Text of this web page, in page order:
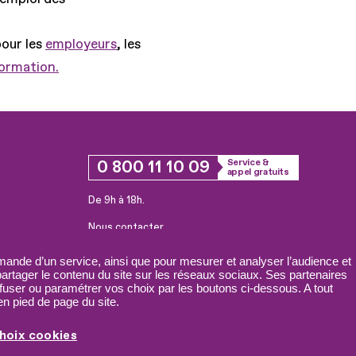
d’un service, ainsi que pour mesurer et analyser l’audience et
le contenu du site sur les réseaux sociaux. Ses partenaires
ou paramétrer vos choix par les boutons ci-dessous. A tout
pied de page du site.
cookies
les employeurs, les
0 800 11 10 09
Service &
appel gratuits
De 9h à 18h.
Nous contacter